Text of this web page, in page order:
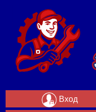
Вход